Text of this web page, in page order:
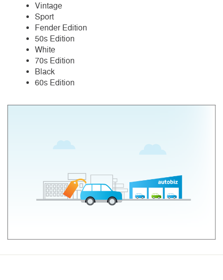
Vintage
Sport
Fender Edition
50s Edition
White
70s Edition
Black
60s Edition